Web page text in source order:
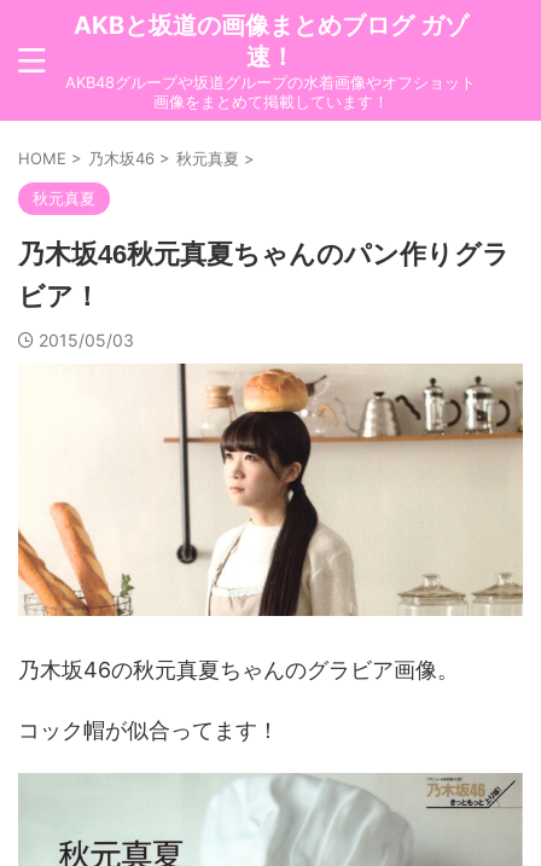
AKBと坂道の画像まとめブログ ガゾ
速！
AKB48グループや坂道グループの水着画像やオフショット
画像をまとめて掲載しています！
HOME > 乃木坂46 > 秋元真夏 >
秋元真夏
乃木坂46秋元真夏ちゃんのパン作りグラ
ビア！
2015/05/03
乃木坂46の秋元真夏ちゃんのグラビア画像。
コック帽が似合ってます！